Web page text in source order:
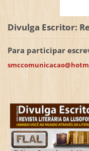
Divulga Escritor:
Para participar